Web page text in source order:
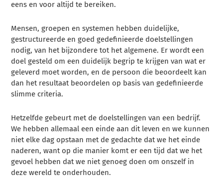
eens en voor altijd te bereiken.
Mensen, groepen en systemen hebben duidelijke,
gestructureerde en goed gedefinieerde doelstellingen
nodig, van het bijzondere tot het algemene. Er wordt een
doel gesteld om een duidelijk begrip te krijgen van wat er
geleverd moet worden, en de persoon die beoordeelt kan
dan het resultaat beoordelen op basis van gedefinieerde
slimme criteria.
Hetzelfde gebeurt met de doelstellingen van een bedrijf.
We hebben allemaal een einde aan dit leven en we kunnen
niet elke dag opstaan met de gedachte dat we het einde
naderen, want op die manier komt er een tijd dat we het
gevoel hebben dat we niet genoeg doen om onszelf in
deze wereld te onderhouden.